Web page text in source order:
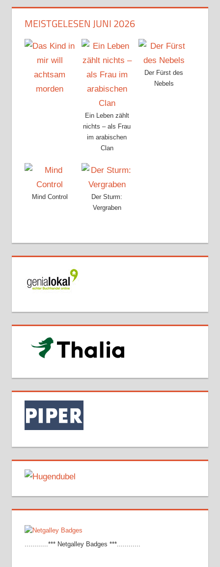
MEISTGELESEN JUNI 2026
Ein Leben zählt
nichts – als Frau
im arabischen
Clan
Der Fürst des
Nebels
Mind Control
Der Sturm:
Vergraben
............*** Netgalley Badges ***............